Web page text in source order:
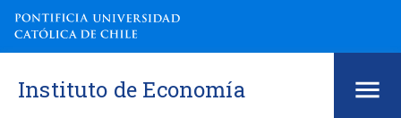
Instituto de Economía